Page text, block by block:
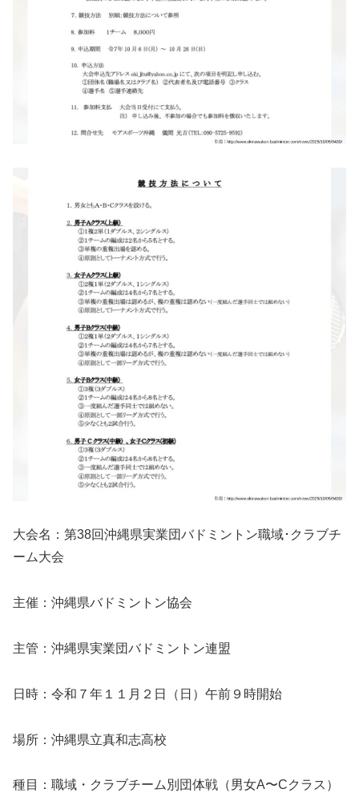
大会名：第38回沖縄県実業団バドミントン職域･クラブチ
ーム大会
主催：沖縄県バドミントン協会
主管：沖縄県実業団バドミントン連盟
日時：令和７年１１月２日（日）午前９時開始
場所：沖縄県立真和志高校
種目：職域・クラブチーム別団体戦（男女A〜Cクラス）